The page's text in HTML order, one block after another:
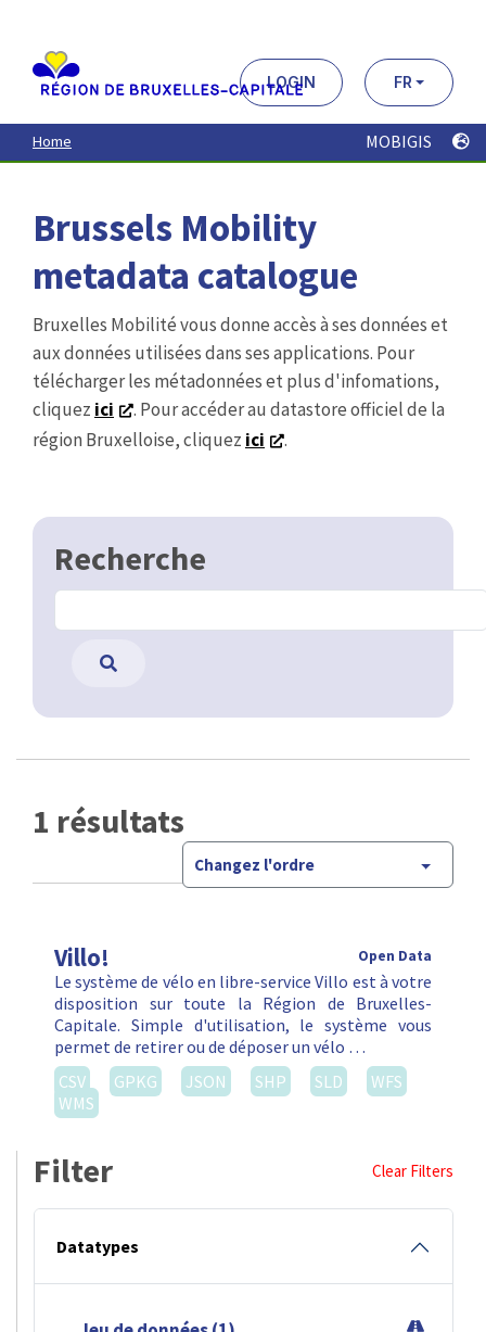
contenu
principal
LOGIN FR
Home MOBIGIS
Brussels Mobility
metadata catalogue
Bruxelles Mobilité vous donne accès à ses données et
aux données utilisées dans ses applications. Pour
télécharger les métadonnées et plus d'infomations,
cliquez ici
. Pour accéder au datastore officiel de la
région Bruxelloise, cliquez ici .
Recherche
1 résultats
Changez l'ordre
Villo! Open Data
Le système de vélo en libre-service Villo est à votre
disposition sur toute la Région de Bruxelles-
Capitale. Simple d'utilisation, le système vous
permet de retirer ou de déposer un vélo …
CSV
GPKG JSON SHP SLD
WFS
WMS
Filter Clear Filters
Datatypes